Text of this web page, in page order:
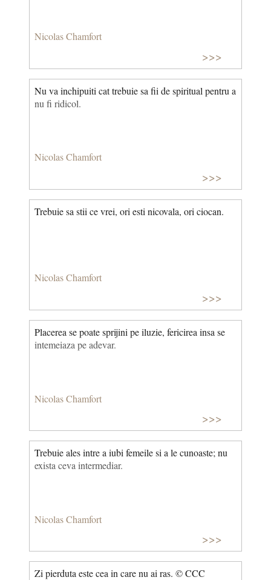
Nicolas Chamfort
>>>
Nu va inchipuiti cat trebuie sa fii de spiritual pentru a
nu fi ridicol.
Nicolas Chamfort
>>>
Trebuie sa stii ce vrei, ori esti nicovala, ori ciocan.
Nicolas Chamfort
>>>
Placerea se poate sprijini pe iluzie, fericirea insa se
intemeiaza pe adevar.
Nicolas Chamfort
>>>
Trebuie ales intre a iubi femeile si a le cunoaste; nu
exista ceva intermediar.
Nicolas Chamfort
>>>
Zi pierduta este cea in care nu ai ras. © CCC